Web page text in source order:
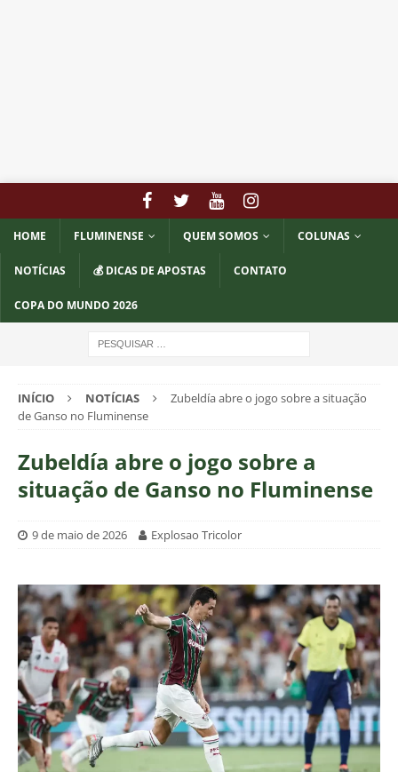
HOME FLUMINENSE QUEM SOMOS COLUNAS
NOTÍCIAS 💰 DICAS DE APOSTAS CONTATO
COPA DO MUNDO 2026
INÍCIO NOTÍCIAS
Zubeldía abre o jogo sobre a situação
de Ganso no Fluminense
Zubeldía abre o jogo sobre a
situação de Ganso no Fluminense
9 de maio de 2026 Explosao Tricolor